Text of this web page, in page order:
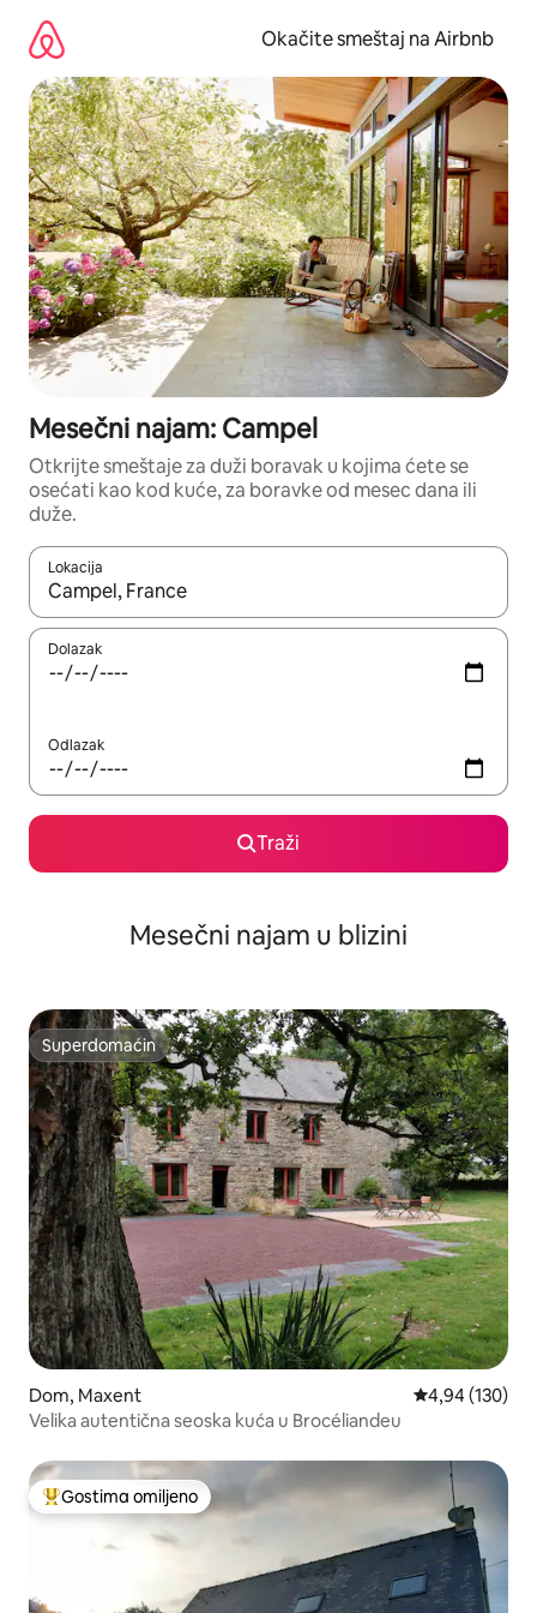
sadržaj
Okačite smeštaj na Airbnb
Mesečni najam: Campel
Otkrijte smeštaje za duži boravak u kojima ćete se
osećati kao kod kuće, za boravke od mesec dana ili
duže.
Lokacija
Kad su rezultati dostupni, možete da se krećete kroz njih
Dolazak
Odlazak
Traži
Mesečni najam u blizini
Superdomaćin
Superdomaćin
Dom, Maxent Prosečna
4,94 (130)
Velika autentična seoska kuća u Brocéliandeu
Najuspešniji među gostima omiljenim
Gostima omiljeno